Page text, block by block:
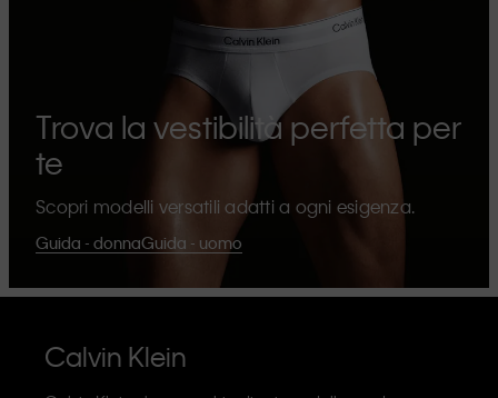
Trova la vestibilità perfetta per
te
Scopri modelli versatili adatti a ogni esigenza.
Guida - donnaGuida - uomo
Calvin Klein